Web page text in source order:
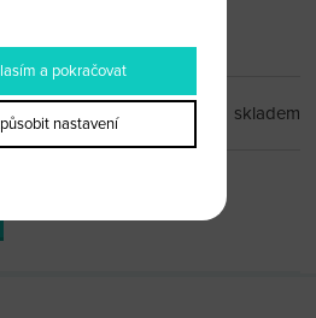
skladem
a pokračovat
nastavení